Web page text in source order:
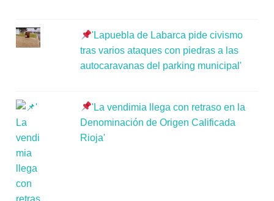
'Lapuebla de Labarca pide civismo
tras varios ataques con piedras a las
autocaravanas del parking municipal'
'La vendimia llega con retraso en la
Denominación de Origen Calificada
Rioja'